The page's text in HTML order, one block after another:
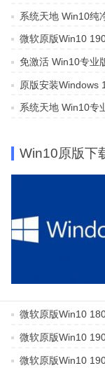
微软原版Win10
免激活 Win10专业
Win10原版下
微软原版Win10
微软原版Win10
微软原版Win10